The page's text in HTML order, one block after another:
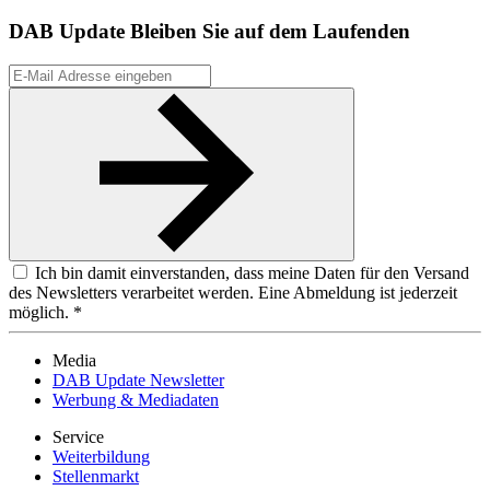
DAB Update Bleiben Sie auf dem Laufenden
Ich bin damit einverstanden, dass meine Daten für den Versand
des Newsletters verarbeitet werden. Eine Abmeldung ist jederzeit
möglich. *
Media
DAB Update Newsletter
Werbung & Mediadaten
Service
Weiterbildung
Stellenmarkt